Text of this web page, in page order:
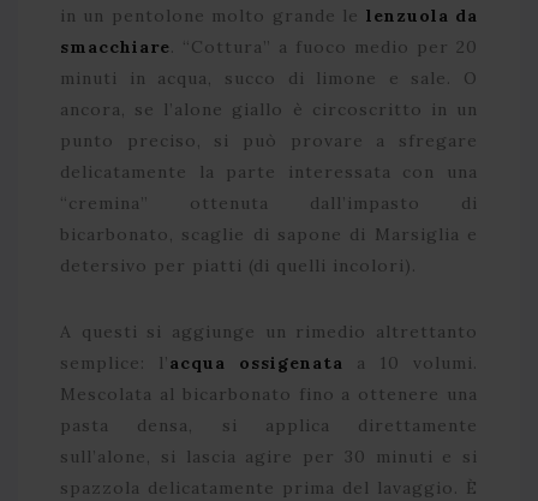
in un pentolone molto grande le lenzuola da
smacchiare. “Cottura” a fuoco medio per 20
minuti in acqua, succo di limone e sale. O
ancora, se l’alone giallo è circoscritto in un
punto preciso, si può provare a sfregare
delicatamente la parte interessata con una
“cremina” ottenuta dall’impasto di
bicarbonato, scaglie di sapone di Marsiglia e
detersivo per piatti (di quelli incolori).
A questi si aggiunge un rimedio altrettanto
semplice: l’acqua ossigenata a 10 volumi.
Mescolata al bicarbonato fino a ottenere una
pasta densa, si applica direttamente
sull’alone, si lascia agire per 30 minuti e si
spazzola delicatamente prima del lavaggio. È